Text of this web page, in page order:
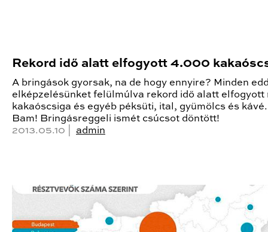
Rekord idő alatt elfogyott 4.000
A bringások gyorsak, na de hogy ennyire? Minden
elképzelésünket felülmúlva rekord idő alatt elfogyott
kakaóscsiga és egyéb péksüti, ital, gyümölcs és
Bam! Bringásreggeli ismét csúcsot döntött!
2013.05.10 | admin